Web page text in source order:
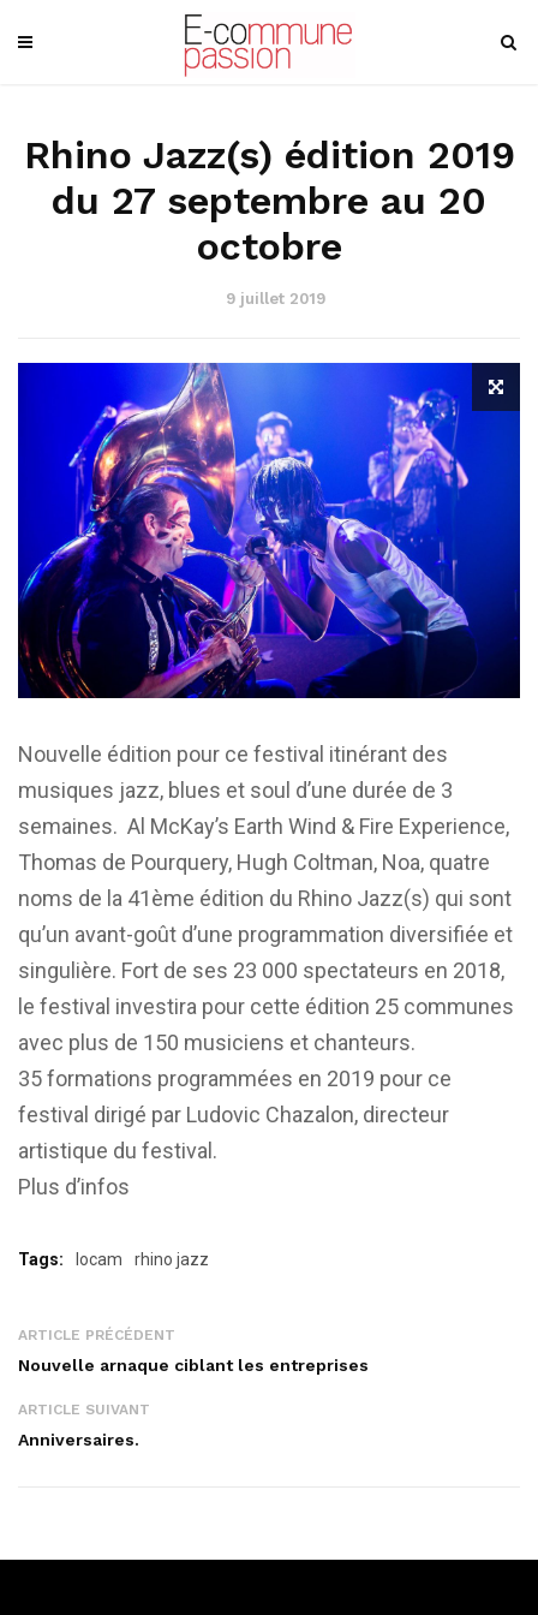
Rhino Jazz(s) édition 2019
du 27 septembre au 20
octobre
9 juillet 2019
Nouvelle édition pour ce festival itinérant des
musiques jazz, blues et soul d’une durée de 3
semaines. Al McKay’s Earth Wind & Fire Experience,
Thomas de Pourquery, Hugh Coltman, Noa, quatre
noms de la 41ème édition du Rhino Jazz(s) qui sont
qu’un avant-goût d’une programmation diversifiée et
singulière. Fort de ses 23 000 spectateurs en 2018,
le festival investira pour cette édition 25 communes
avec plus de 150 musiciens et chanteurs.
35 formations programmées en 2019 pour ce
festival dirigé par Ludovic Chazalon, directeur
artistique du festival.
Plus d’infos
Tags: locam rhino jazz
ARTICLE PRÉCÉDENT
Nouvelle arnaque ciblant les entreprises
ARTICLE SUIVANT
Anniversaires.